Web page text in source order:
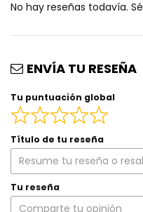
No hay reseñas todavía.
ENVÍA TU RESEÑA
Tu puntuación global
Título de tu reseña
Tu reseña